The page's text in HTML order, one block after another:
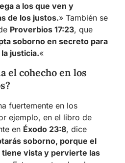
a los que ven y
de los justos.» También se
Proverbios 17:23, que
soborno en secreto para
justicia.«
el cohecho en los
fuertemente en los
ejemplo, en el libro de
en Éxodo 23:8, dice
soborno, porque el
tiene vista y pervierte las